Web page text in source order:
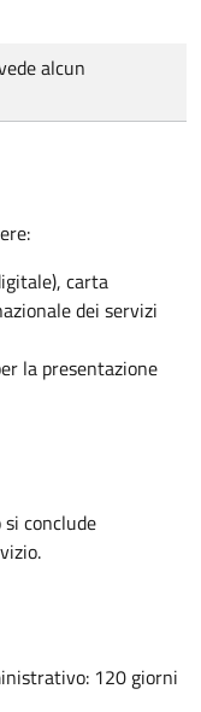
alcun
carta
dei servizi
la presentazione
conclude
120 giorni